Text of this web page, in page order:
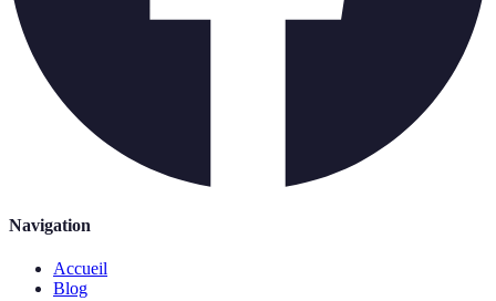
Navigation
Accueil
Blog